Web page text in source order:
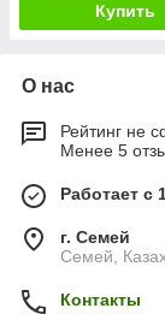
Купить
О нас
Рейтинг не
Менее 5
Работает с
г. Семей
Семей,
Контакты